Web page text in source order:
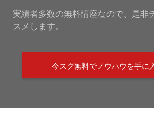
実績者多数の無料講座なので、是非
スメします。
今スグ無料でノウハウを手に